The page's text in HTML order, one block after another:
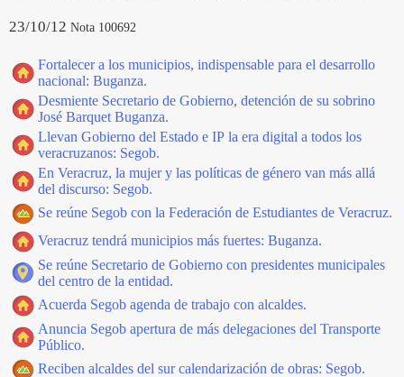
23/10/12 Nota 100692
Fortalecer a los municipios, indispensable para el desarrollo
nacional: Buganza.
Desmiente Secretario de Gobierno, detención de su sobrino
José Barquet Buganza.
Llevan Gobierno del Estado e IP la era digital a todos los
veracruzanos: Segob.
En Veracruz, la mujer y las políticas de género van más allá
del discurso: Segob.
Se reúne Segob con la Federación de Estudiantes de Veracruz.
Veracruz tendrá municipios más fuertes: Buganza.
Se reúne Secretario de Gobierno con presidentes municipales
del centro de la entidad.
Acuerda Segob agenda de trabajo con alcaldes.
Anuncia Segob apertura de más delegaciones del Transporte
Público.
Reciben alcaldes del sur calendarización de obras: Segob.